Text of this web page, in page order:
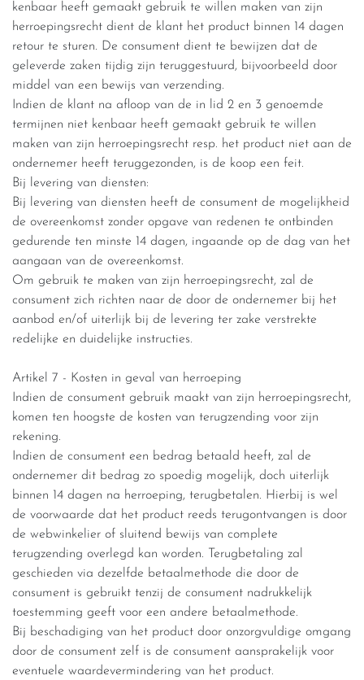
kenbaar heeft gemaakt gebruik te willen maken van zijn
herroepingsrecht dient de klant het product binnen 14 dagen
retour te sturen. De consument dient te bewijzen dat de
geleverde zaken tijdig zijn teruggestuurd, bijvoorbeeld door
middel van een bewijs van verzending.
Indien de klant na afloop van de in lid 2 en 3 genoemde
termijnen niet kenbaar heeft gemaakt gebruik te willen
maken van zijn herroepingsrecht resp. het product niet aan de
ondernemer heeft teruggezonden, is de koop een feit.
Bij levering van diensten:
Bij levering van diensten heeft de consument de mogelijkheid
de overeenkomst zonder opgave van redenen te ontbinden
gedurende ten minste 14 dagen, ingaande op de dag van het
aangaan van de overeenkomst.
Om gebruik te maken van zijn herroepingsrecht, zal de
consument zich richten naar de door de ondernemer bij het
aanbod en/of uiterlijk bij de levering ter zake verstrekte
redelijke en duidelijke instructies.
Artikel 7 - Kosten in geval van herroeping
Indien de consument gebruik maakt van zijn herroepingsrecht,
komen ten hoogste de kosten van terugzending voor zijn
rekening.
Indien de consument een bedrag betaald heeft, zal de
ondernemer dit bedrag zo spoedig mogelijk, doch uiterlijk
binnen 14 dagen na herroeping, terugbetalen. Hierbij is wel
de voorwaarde dat het product reeds terugontvangen is door
de webwinkelier of sluitend bewijs van complete
terugzending overlegd kan worden. Terugbetaling zal
geschieden via dezelfde betaalmethode die door de
consument is gebruikt tenzij de consument nadrukkelijk
toestemming geeft voor een andere betaalmethode.
Bij beschadiging van het product door onzorgvuldige omgang
door de consument zelf is de consument aansprakelijk voor
eventuele waardevermindering van het product.